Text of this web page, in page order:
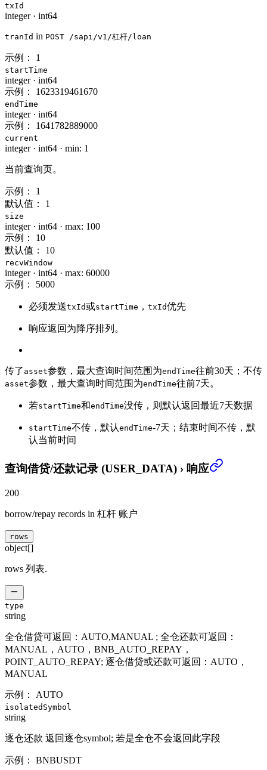
txId
integer· int64
tranId in POST /sapi/v1/杠杆/loan
示例： 1
startTime
integer· int64
示例：
1623319461670
endTime
integer· int64
示例：
1641782889000
current
integer· int64 · min: 1
当前查询页。
示例：
1
默认值：
1
size
integer· int64 · max: 100
示例：
10
默认值：
10
recvWindow
integer· int64 · max: 60000
示例：
5000
必须发送txId或startTime ， txId优先
响应返回为降序排列。
传了 asset参数，最大查询时间范围为endTime往前30天；不传
asset参数，最大查询时间范围为endTime往前7天。
若startTime和endTime没传，则默认返回最近7天数据
startTime不传，默认endTime-7天；结束时间不传，默
认当前时间
查询借贷/还款记录 (USER_DATA) › 响应
200
borrow/repay records in 杠杆 账户
rows
object[]
rows 列表.
type
string
全仓借贷可返回：AUTO,MANUAL ; 全仓还款可返回：
MANUAL，AUTO，BNB_AUTO_REPAY，
POINT_AUTO_REPAY; 逐仓借贷或还款可返回：AUTO，
MANUAL
示例： AUTO
isolatedSymbol
string
逐仓还款 返回逐仓symbol; 若是全仓不会返回此字段
示例： BNBUSDT